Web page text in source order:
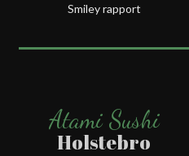
Smiley rapport
Atami Sushi
Holstebro